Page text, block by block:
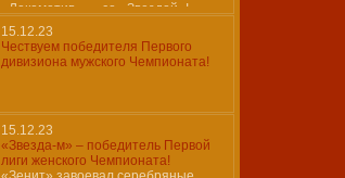
«Локомотив» — со «Звездой»!
15.12.23
Чествуем победителя Первого
дивизиона мужского Чемпионата!
15.12.23
«Звезда-м» – победитель Первой
лиги женского Чемпионата!